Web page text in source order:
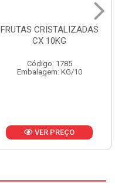
FRUTAS CRISTALIZADAS
CX 10KG
Código: 1785
Embalagem: KG/10
VER PREÇO